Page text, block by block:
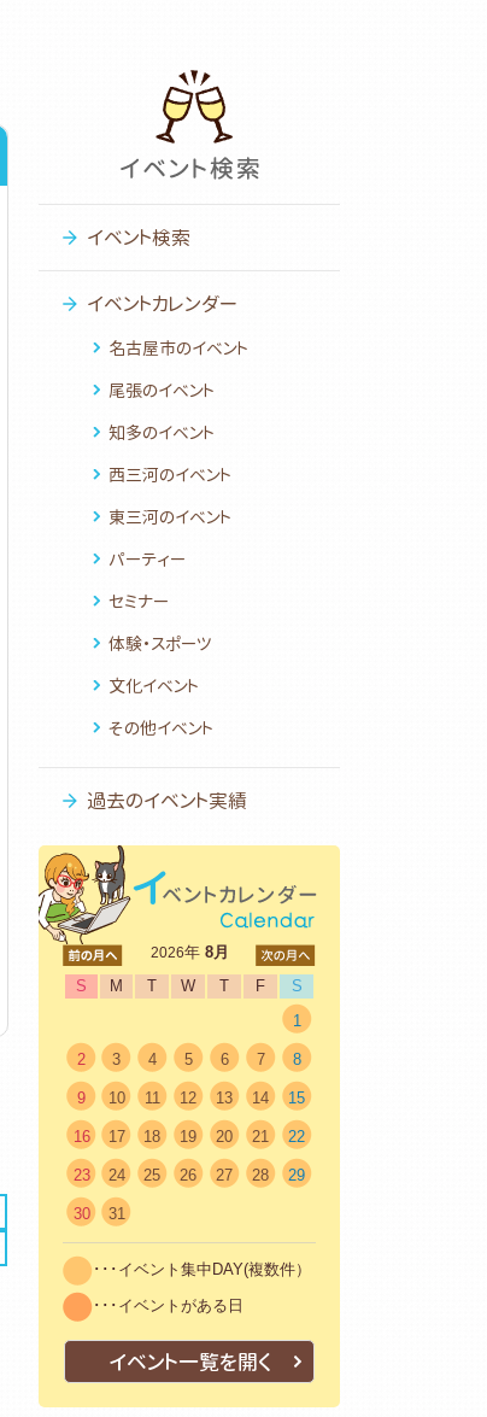
イベント検索
イベントカレンダー
名古屋市のイベント
尾張のイベント
知多のイベント
西三河のイベント
東三河のイベント
パーティー
セミナー
体験・スポーツ
文化イベント
その他イベント
過去のイベント実績
2026年 8月
S
M T W T F
S
1
2 3 4 5 6 7 8
9 10 11 12 13 14 15
16 17 18 19 20 21 22
23 24 25 26 27 28 29
30 31
･･･イベント集中DAY(複数件）
･･･イベントがある日
イベント一覧を開く